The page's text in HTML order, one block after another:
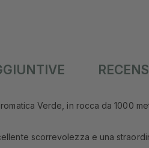
Verde, in rocca da 1000
scorrevolezza e una